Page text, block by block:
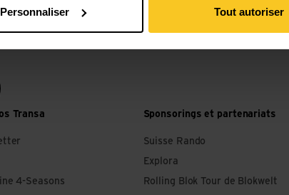
Personnaliser Tout autoriser
Transa
4-Seasons
Sponsorings et partenariats
Suisse Rando
Explora
Rolling Blok Tour de Blokwelt